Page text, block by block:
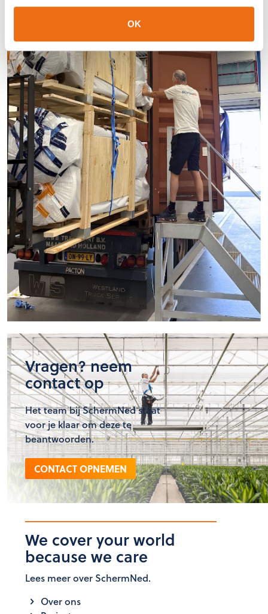
OK
Vragen? neem
contact op
Het team bij SchermNed staat
voor je klaar om deze te
beantwoorden.
CONTACT OPNEMEN
We cover your world
because we care
Lees meer over SchermNed.
Over ons